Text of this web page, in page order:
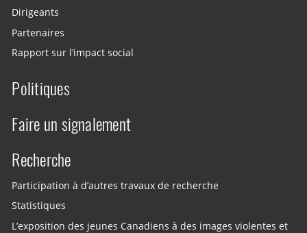
Dirigeants
Partenaires
Rapport sur l’impact social
Politiques
Faire un signalement
Recherche
Participation à d’autres travaux de recherche
Statistiques
L’exposition des jeunes Canadiens à des images violentes et